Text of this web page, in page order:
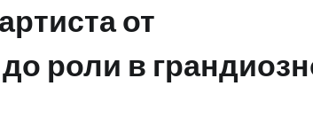
от
роли в